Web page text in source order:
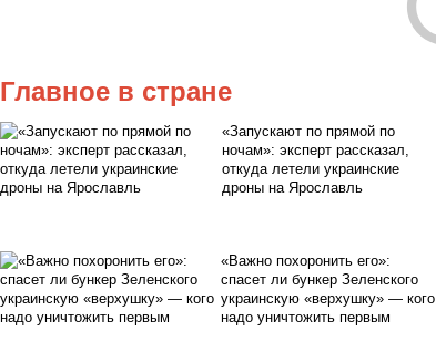
Главное в стране
«Запускают по прямой по
ночам»: эксперт рассказал,
откуда летели украинские
дроны на Ярославль
«Важно похоронить его»:
спасет ли бункер Зеленского
украинскую «верхушку» — кого
надо уничтожить первым